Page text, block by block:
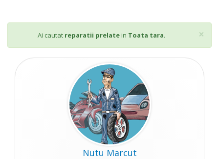
×
Ai cautat reparatii prelatein Toata tara.
Nutu Marcut